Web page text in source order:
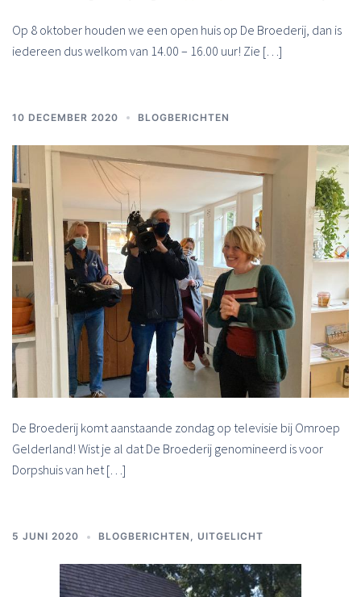
Op 8 oktober houden we een open huis op De Broederij, dan is
iedereen dus welkom van 14.00 – 16.00 uur! Zie […]
10 DECEMBER 2020 BLOGBERICHTEN
De Broederij komt aanstaande zondag op televisie bij Omroep
Gelderland! Wist je al dat De Broederij genomineerd is voor
Dorpshuis van het […]
5 JUNI 2020 BLOGBERICHTEN , UITGELICHT